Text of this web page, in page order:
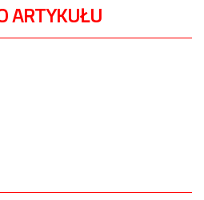
ARTYKUŁU